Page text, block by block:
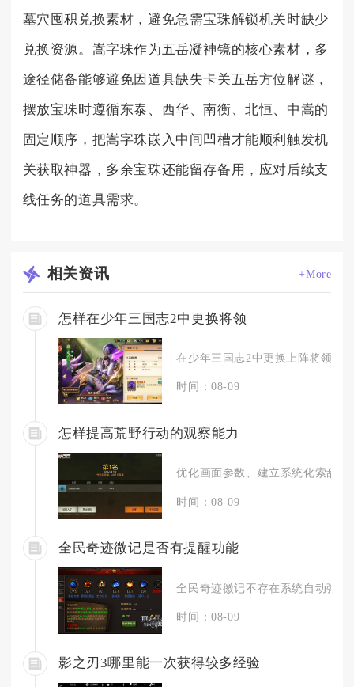
墓穴囤积兑换素材，避免急需宝珠解锁机关时缺少
兑换资源。嵩字珠作为五岳凝神镜的核心素材，多
途径储备能够避免因道具缺失卡关五岳方位解谜，
摆放宝珠时遵循东泰、西华、南衡、北恒、中嵩的
固定顺序，把嵩字珠嵌入中间凹槽才能顺利触发机
关获取神器，多余宝珠还能留存备用，应对后续支
线任务的道具需求。
相关资讯 +More
怎样在少年三国志2中更换将领
在少年三国志2中更换上阵将领，
时间：08-09
怎样提高荒野行动的观察能力
优化画面参数、建立系统化索敌
时间：08-09
全民奇迹微记是否有提醒功能
全民奇迹徽记不存在系统自动弹
时间：08-09
影之刃3哪里能一次获得较多经验